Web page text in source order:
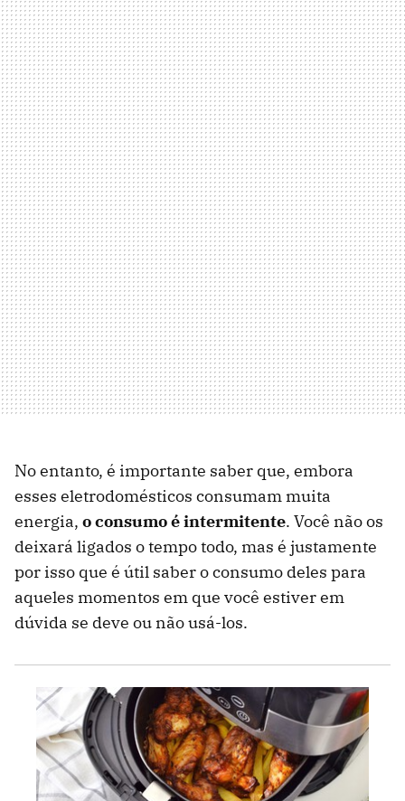
No entanto, é importante saber que, embora
esses eletrodomésticos consumam muita
energia, o consumo é intermitente. Você não os
deixará ligados o tempo todo, mas é justamente
por isso que é útil saber o consumo deles para
aqueles momentos em que você estiver em
dúvida se deve ou não usá-los.